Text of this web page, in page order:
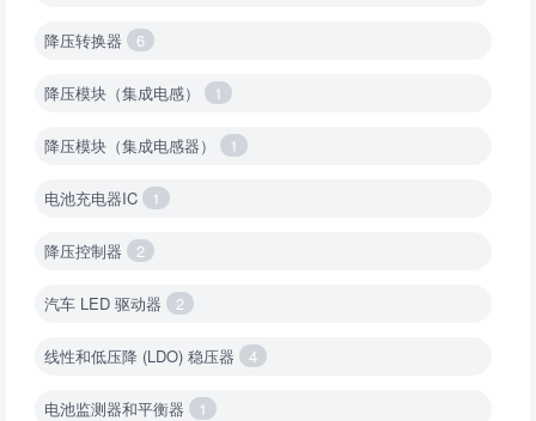
降压转换器 6
降压模块（集成电感） 1
降压模块（集成电感器） 1
电池充电器IC 1
降压控制器 2
汽车 LED 驱动器 2
线性和低压降 (LDO) 稳压器 4
电池监测器和平衡器 1